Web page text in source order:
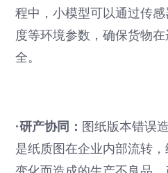
程中，小模型可以通过传
度等环境参数，确保货物
全。
·研产协同： 图纸版本错误
是纸质图在企业内部流转